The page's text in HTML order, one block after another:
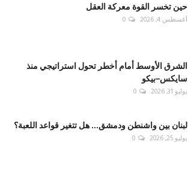
حين تخسر القوة معركة العقل
أغسطس 4, 2026 0
الشرق الأوسط أمام أخطر تحول استراتيجي منذ
سايكس–بيكو
يوليو 31, 2026 0
لبنان بين واشنطن ودمشق... هل تتغير قواعد اللعبة؟
يوليو 25, 2026 0